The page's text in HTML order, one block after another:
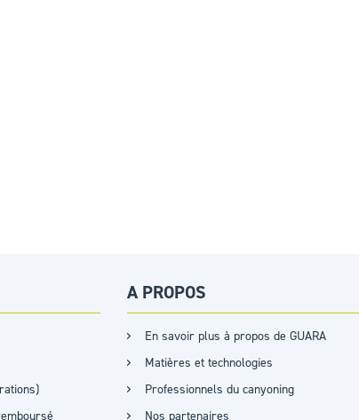
A PROPOS
En savoir plus à propos de GUARA
Matières et technologies
Professionnels du canyoning
Nos partenaires